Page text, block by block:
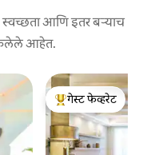
आणि इतर बऱ्याच
केलेले आहेत.
टॉप गेस्ट फेव्हरेट
गेस्ट फेव्हरेट